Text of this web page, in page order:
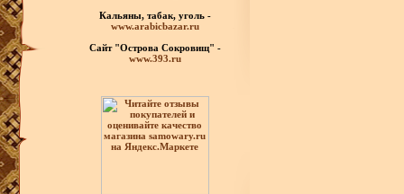
Кальяны, табак, уголь -
www.arabicbazar.ru
Сайт "Острова Сокровищ" -
www.393.ru